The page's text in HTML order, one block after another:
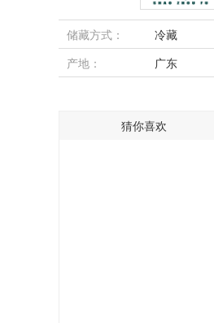
韶州府
储藏方式：
冷藏
产地：
广东
猜你喜欢